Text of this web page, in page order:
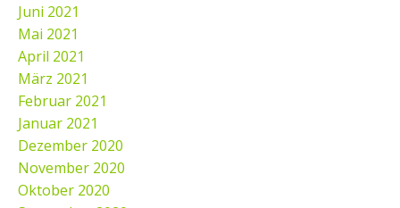
Juni 2021
Mai 2021
April 2021
März 2021
Februar 2021
Januar 2021
Dezember 2020
November 2020
Oktober 2020